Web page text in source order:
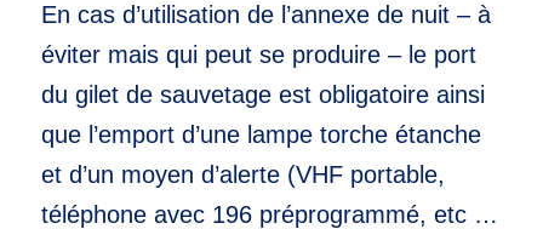
En cas d’utilisation de l’annexe de nuit – à
éviter mais qui peut se produire – le port
du gilet de sauvetage est obligatoire ainsi
que l’emport d’une lampe torche étanche
et d’un moyen d’alerte (VHF portable,
téléphone avec 196 préprogrammé, etc …